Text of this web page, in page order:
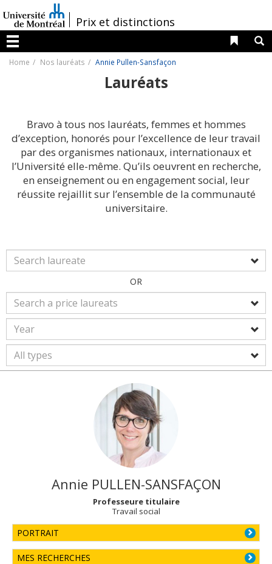
au
contenu
/Prix et distinctions
Menu
Liens
Home Nos lauréats Annie Pullen-Sansfaçon
Lauréats
Bravo à tous nos lauréats, femmes et hommes
d’exception, honorés pour l’excellence de leur travail
par des organismes nationaux, internationaux et
l’Université elle-même. Qu’ils oeuvrent en recherche,
en enseignement ou en engagement social, leur
réussite rejaillit sur l’ensemble de la communauté
universitaire.
OR
Annie PULLEN-SANSFAÇON
Professeure titulaire
Travail social
PORTRAIT
MES RECHERCHES